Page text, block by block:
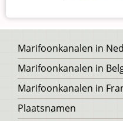
Voet
Marifoonkanalen in
Marifoonkanalen in
Marifoonkanalen in
Plaatsnamen